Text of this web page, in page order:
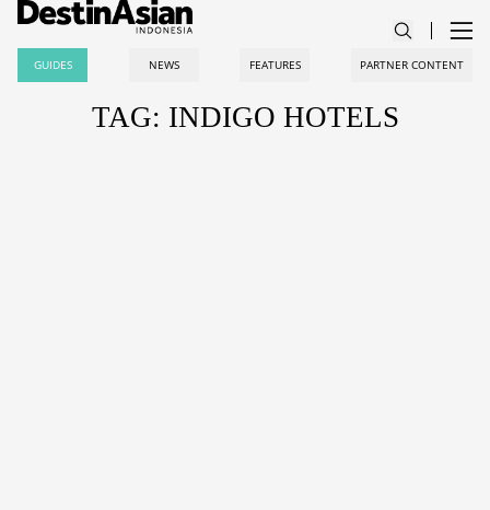
GUIDES NEWS FEATURES PARTNER CONTENT
TAG: INDIGO HOTELS